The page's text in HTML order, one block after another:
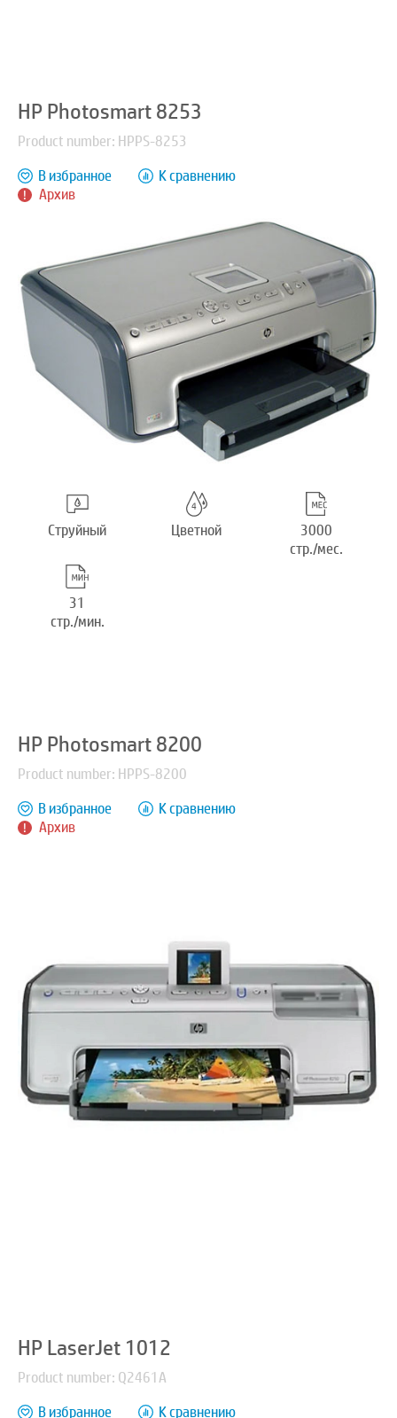
HP Photosmart 8253
Product number: HPPS-8253
Архив
В избранное К сравнению
Струйный Цветной
3000
стр./мес.
31
стр./мин.
HP Photosmart 8200
Product number: HPPS-8200
Архив
В избранное К сравнению
HP LaserJet 1012
Product number: Q2461A
В избранное
К сравнению